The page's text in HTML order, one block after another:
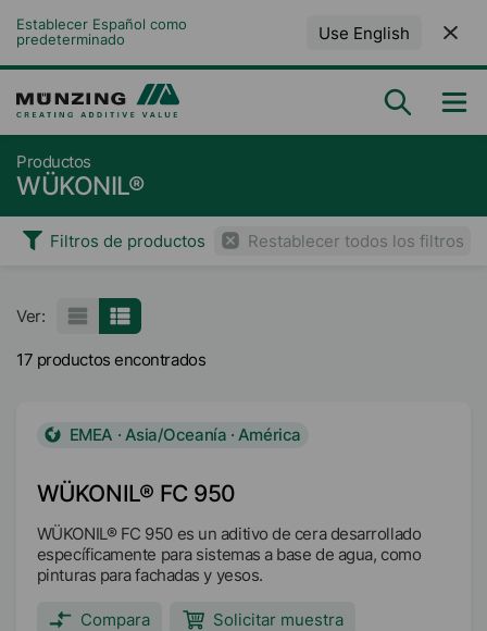
Establecer Español como
predeterminado
Use English
Productos
WÜKONIL®
Filtros de productos Restablecer todos los filtros
Ver:
17 productos encontrados
WÜKONIL® FC 950
EMEA · Asia/Oceanía · América
WÜKONIL® FC 950 es un aditivo de cera desarrollado
específicamente para sistemas a base de agua, como
pinturas para fachadas y yesos.
Compara Solicitar muestra